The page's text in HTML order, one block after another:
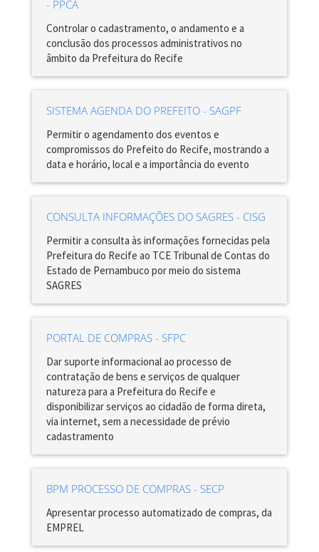
- PPCA
Controlar o cadastramento, o andamento e a
conclusão dos processos administrativos no
âmbito da Prefeitura do Recife
SISTEMA AGENDA DO PREFEITO - SAGPF
Permitir o agendamento dos eventos e
compromissos do Prefeito do Recife, mostrando a
data e horário, local e a importância do evento
CONSULTA INFORMAÇÕES DO SAGRES - CISG
Permitir a consulta às informações fornecidas pela
Prefeitura do Recife ao TCE Tribunal de Contas do
Estado de Pernambuco por meio do sistema
SAGRES
PORTAL DE COMPRAS - SFPC
Dar suporte informacional ao processo de
contratação de bens e serviços de qualquer
natureza para a Prefeitura do Recife e
disponibilizar serviços ao cidadão de forma direta,
via internet, sem a necessidade de prévio
cadastramento
BPM PROCESSO DE COMPRAS - SECP
Apresentar processo automatizado de compras, da
EMPREL